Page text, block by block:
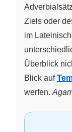
Ziels oder
im
Überblick
Blick auf
werfen.